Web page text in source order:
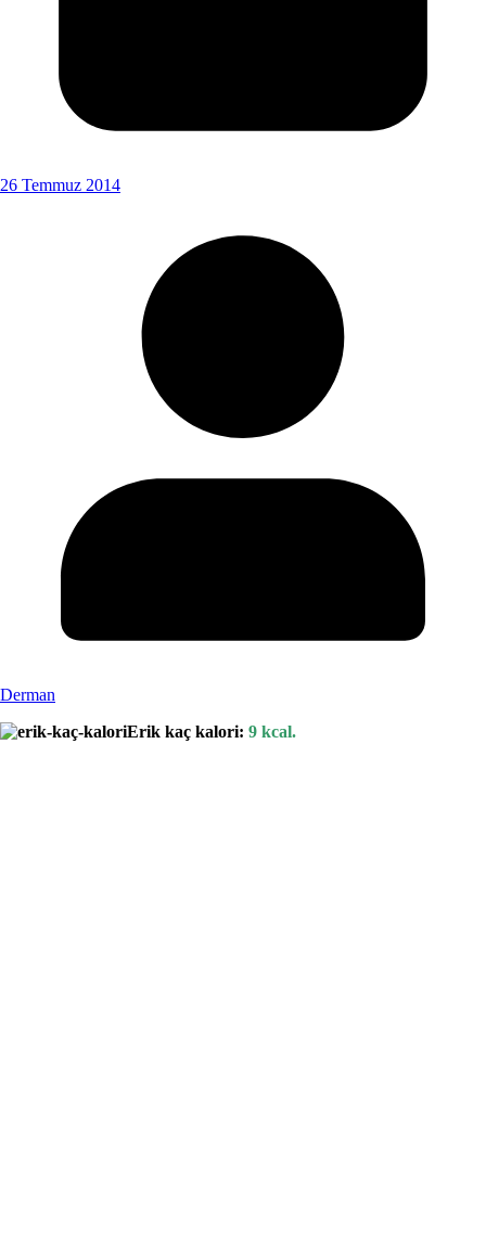
26 Temmuz 2014
Derman
Erik kaç kalori: 9 kcal.